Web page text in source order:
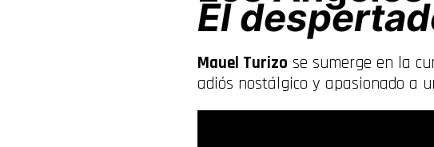
El
Mauel Turizo se sumerge en la
adiós nostálgico y apasionado a